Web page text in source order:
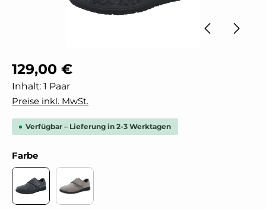
Regulärer Preis:
129,00 €
Inhalt: 1 Paar
Preise inkl. MwSt.
Verfügbar – Lieferung in 2-3 Werktagen
Farbeauswählen